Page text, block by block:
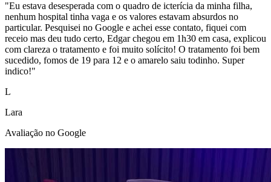
"Eu estava desesperada com o quadro de icterícia da minha filha,
nenhum hospital tinha vaga e os valores estavam absurdos no
particular. Pesquisei no Google e achei esse contato, fiquei com
receio mas deu tudo certo, Edgar chegou em 1h30 em casa, explicou
com clareza o tratamento e foi muito solícito! O tratamento foi bem
sucedido, fomos de 19 para 12 e o amarelo saiu todinho. Super
indico!"
L
Lara
Avaliação no Google